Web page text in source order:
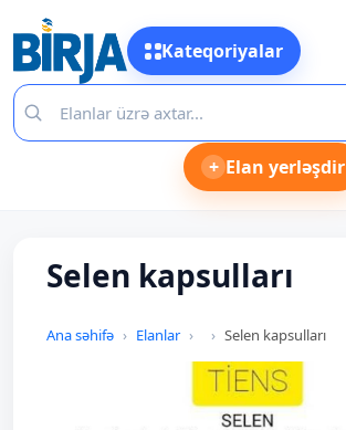
Kateqoriyalar
+ Elan yerləşdir
Selen kapsulları
Ana səhifə Elanlar Selen kapsulları